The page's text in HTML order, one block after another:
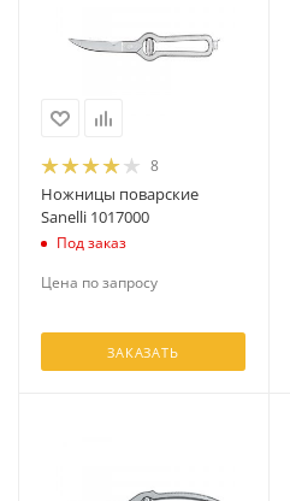
8
Ножницы поварские
Sanelli 1017000
Под заказ
Цена по запросу
ЗАКАЗАТЬ